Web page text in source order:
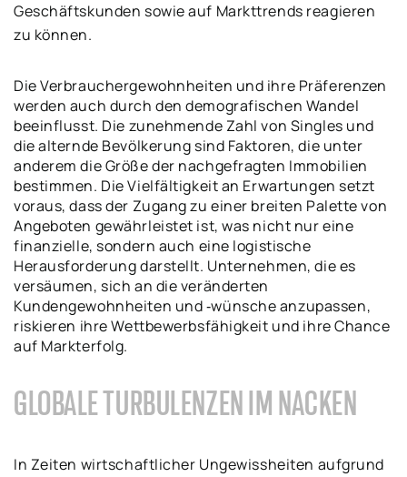
Geschäftskunden sowie auf Markttrends reagieren
zu können.
Die Verbrauchergewohnheiten und ihre Präferenzen
werden auch durch den demografischen Wandel
beeinflusst. Die zunehmende Zahl von Singles und
die alternde Bevölkerung sind Faktoren, die unter
anderem die Größe der nachgefragten Immobilien
bestimmen. Die Vielfältigkeit an Erwartungen setzt
voraus, dass der Zugang zu einer breiten Palette von
Angeboten gewährleistet ist, was nicht nur eine
finanzielle, sondern auch eine logistische
Herausforderung darstellt. Unternehmen, die es
versäumen, sich an die veränderten
Kundengewohnheiten und ‑wünsche anzupassen,
riskieren ihre Wettbewerbsfähigkeit und ihre Chance
auf Markterfolg.
GLOBALE TURBULENZEN IM NACKEN
In Zeiten wirtschaftlicher Ungewissheiten aufgrund